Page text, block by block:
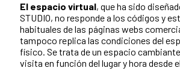
El espacio virtual, que ha sido
STUDIO, no responde a los códigos y
habituales de las páginas webs
tampoco replica las condiciones del
físico. Se trata de un espacio
visita en función del lugar y hora desde